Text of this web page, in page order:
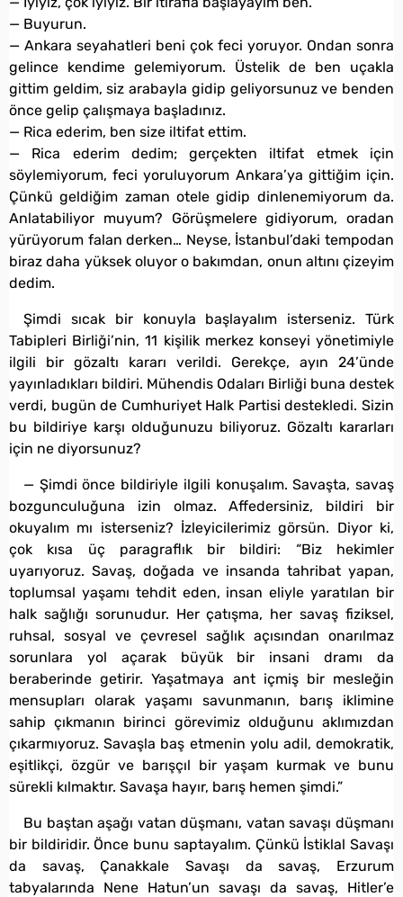
— Buyurun.
— Ankara seyahatleri beni çok feci yoruyor. Ondan sonra
gelince kendime gelemiyorum. Üstelik de ben uçakla
gittim geldim, siz arabayla gidip geliyorsunuz ve benden
önce gelip çalışmaya başladınız.
— Rica ederim, ben size iltifat ettim.
— Rica ederim dedim; gerçekten iltifat etmek için
söylemiyorum, feci yoruluyorum Ankara’ya gittiğim için.
Çünkü geldiğim zaman otele gidip dinlenemiyorum da.
Anlatabiliyor muyum? Görüşmelere gidiyorum, oradan
yürüyorum falan derken… Neyse, İstanbul’daki tempodan
biraz daha yüksek oluyor o bakımdan, onun altını çizeyim
dedim.
Şimdi sıcak bir konuyla başlayalım isterseniz. Türk
Tabipleri Birliği’nin, 11 kişilik merkez konseyi yönetimiyle
ilgili bir gözaltı kararı verildi. Gerekçe, ayın 24’ünde
yayınladıkları bildiri. Mühendis Odaları Birliği buna destek
verdi, bugün de Cumhuriyet Halk Partisi destekledi. Sizin
bu bildiriye karşı olduğunuzu biliyoruz. Gözaltı kararları
için ne diyorsunuz?
— Şimdi önce bildiriyle ilgili konuşalım. Savaşta, savaş
bozgunculuğuna izin olmaz. Affedersiniz, bildiri bir
okuyalım mı isterseniz? İzleyicilerimiz görsün. Diyor ki,
çok kısa üç paragraflık bir bildiri: “Biz hekimler
uyarıyoruz. Savaş, doğada ve insanda tahribat yapan,
toplumsal yaşamı tehdit eden, insan eliyle yaratılan bir
halk sağlığı sorunudur. Her çatışma, her savaş fiziksel,
ruhsal, sosyal ve çevresel sağlık açısından onarılmaz
sorunlara yol açarak büyük bir insani dramı da
beraberinde getirir. Yaşatmaya ant içmiş bir mesleğin
mensupları olarak yaşamı savunmanın, barış iklimine
sahip çıkmanın birinci görevimiz olduğunu aklımızdan
çıkarmıyoruz. Savaşla baş etmenin yolu adil, demokratik,
eşitlikçi, özgür ve barışçıl bir yaşam kurmak ve bunu
sürekli kılmaktır. Savaşa hayır, barış hemen şimdi.”
Bu baştan aşağı vatan düşmanı, vatan savaşı düşmanı
bir bildiridir. Önce bunu saptayalım. Çünkü İstiklal Savaşı
da savaş, Çanakkale Savaşı da savaş, Erzurum
tabyalarında Nene Hatun’un savaşı da savaş, Hitler’e